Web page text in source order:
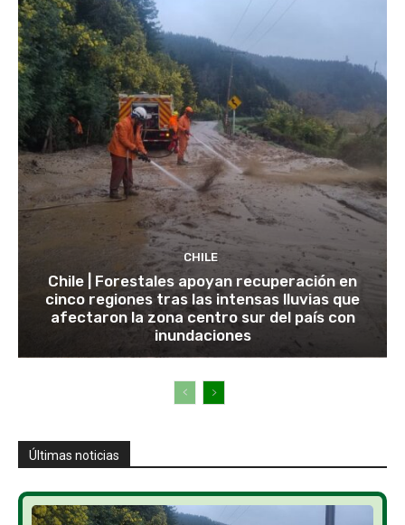
CHILE
Chile | Forestales apoyan recuperación en
cinco regiones tras las intensas lluvias que
afectaron la zona centro sur del país con
inundaciones
Últimas noticias